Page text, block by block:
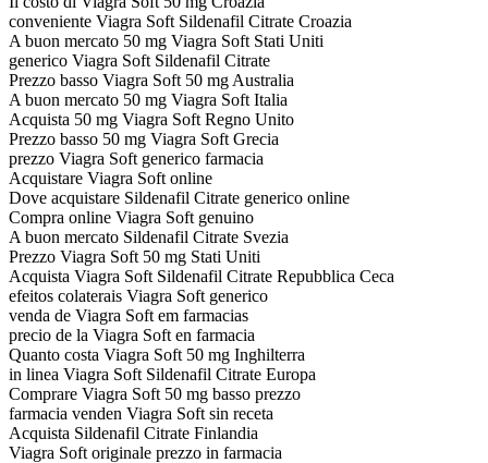
conveniente Viagra Soft Sildenafil Citrate Croazia
A buon mercato 50 mg Viagra Soft Stati Uniti
generico Viagra Soft Sildenafil Citrate
Prezzo basso Viagra Soft 50 mg Australia
A buon mercato 50 mg Viagra Soft Italia
Acquista 50 mg Viagra Soft Regno Unito
Prezzo basso 50 mg Viagra Soft Grecia
prezzo Viagra Soft generico farmacia
Acquistare Viagra Soft online
Dove acquistare Sildenafil Citrate generico online
Compra online Viagra Soft genuino
A buon mercato Sildenafil Citrate Svezia
Prezzo Viagra Soft 50 mg Stati Uniti
Acquista Viagra Soft Sildenafil Citrate Repubblica Ceca
efeitos colaterais Viagra Soft generico
venda de Viagra Soft em farmacias
precio de la Viagra Soft en farmacia
Quanto costa Viagra Soft 50 mg Inghilterra
in linea Viagra Soft Sildenafil Citrate Europa
Comprare Viagra Soft 50 mg basso prezzo
farmacia venden Viagra Soft sin receta
Acquista Sildenafil Citrate Finlandia
Viagra Soft originale prezzo in farmacia